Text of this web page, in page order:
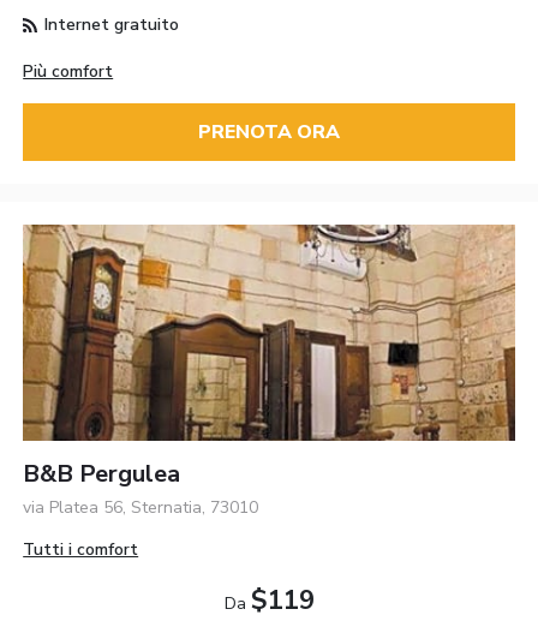
Internet gratuito
Più comfort
PRENOTA ORA
B&B Pergulea
via Platea 56, Sternatia, 73010
Tutti i comfort
Da $119